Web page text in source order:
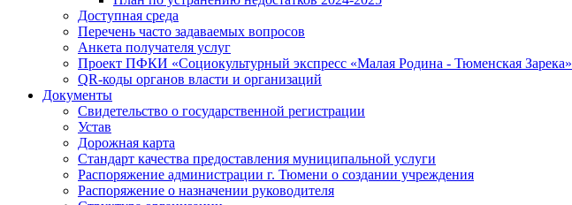
Доступная среда
Перечень часто задаваемых вопросов
Анкета получателя услуг
Проект ПФКИ «Социокультурный экспресс «Малая Родина - Тюменская Зарека»
QR-коды органов власти и организаций
Документы
Свидетельство о государственной регистрации
Устав
Дорожная карта
Стандарт качества предоставления муниципальной услуги
Распоряжение администрации г. Тюмени о создании учреждения
Распоряжение о назначении руководителя